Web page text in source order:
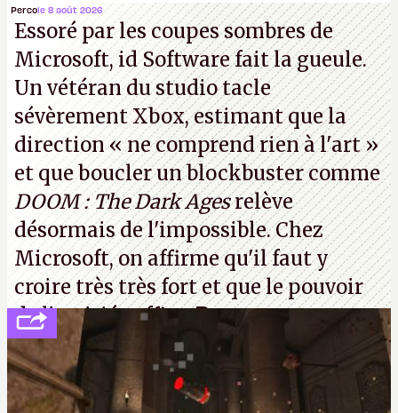
disons le, de faire grossir la marge de Sony et de
réduire le contrôle des joueurs sur les produits
culturels qu’ils achètent.K.
Percole 8 août 2026
Essoré par les coupes sombres de
Microsoft, id Software fait la gueule.
Un vétéran du studiotacle
sévèrement Xbox, estimant que la
direction« ne comprend rien à l'art »
et que boucler un blockbuster comme
DOOM : The Dark Agesrelève
désormais de l'impossible. Chez
Microsoft, on affirme qu'il faut y
croire très très fort et que le pouvoir
de l'amitié suffira.P.